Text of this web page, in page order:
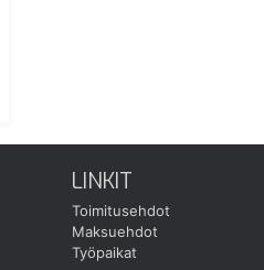
LINKIT
Toimitusehdot
Maksuehdot
Työpaikat